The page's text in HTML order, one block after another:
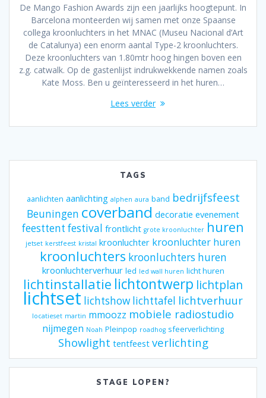
De Mango Fashion Awards zijn een jaarlijks hoogtepunt. In
Barcelona monteerden wij samen met onze Spaanse
collega kroonluchters in het MNAC (Museu Nacional d’Art
de Catalunya) een enorm aantal Type-2 kroonluchters.
Deze kroonluchters van 1.80mtr hoog hingen boven een
z.g. catwalk. Op de gastenlijst indrukwekkende namen zoals
Kate Moss. Ben u geïnteresseerd in het huren…
Lees verder
TAGS
aanlichten aanlichting alphen aura band bedrijfsfeest
Beuningen coverband decoratie evenement
feesttent festival frontlicht grote kroonluchter huren
jetset kerstfeest kristal kroonluchter kroonluchter huren
kroonluchters kroonluchters huren
kroonluchterverhuur led led wall huren licht huren
lichtinstallatie lichtontwerp lichtplan
lichtset lichtshow lichttafel lichtverhuur
locatieset martin mmoozz mobiele radiostudio
nijmegen Noah Pleinpop roadhog sfeerverlichting
Showlight tentfeest verlichting
STAGE LOPEN?